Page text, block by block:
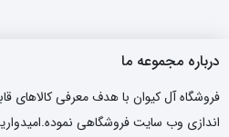
درباره مجموعه ما
فروشگاه آل کیوان با هدف معرفی کالاهای
اندازی وب سایت فروشگاهی